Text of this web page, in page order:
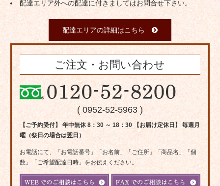
配達エリア外への配達に付きましてはお問合せ下さい。
配達エリアの詳細はこちら
ご注文・お問い合わせ
( 0952-52-5963 )
【ご予約受付】 年中無休 8：30 ～ 18：30 【お届け定休日】 毎週月
曜（祭日の場合は翌日）
お電話にて、「お電話番号」「お名前」「ご住所」「商品名」「個
数」「ご希望配達日時」をお伝えください。